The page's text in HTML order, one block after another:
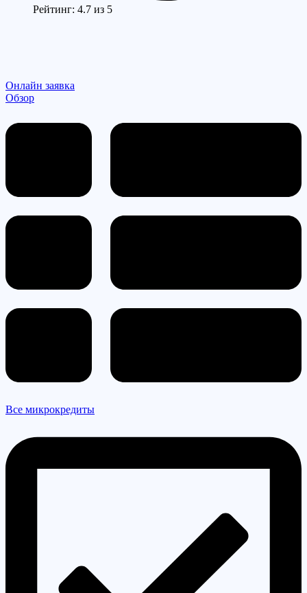
Рейтинг: 4.7 из 5
Онлайн заявка
Обзор
Все микрокредиты